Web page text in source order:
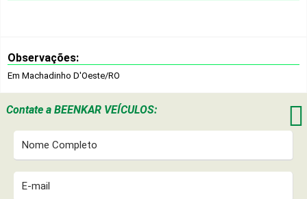
Observações:
Em Machadinho D'Oeste/RO
Contate a BEENKAR VEÍCULOS: 